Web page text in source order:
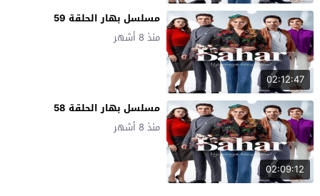
02:12:47
مسلسل بهار الحلقة 59
منذ 8 أشهر
02:09:12
مسلسل بهار الحلقة 58
منذ 8 أشهر